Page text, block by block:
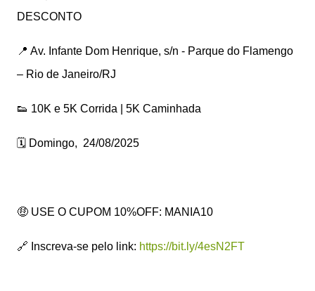
DESCONTO
📍 Av. Infante Dom Henrique, s/n - Parque do Flamengo
– Rio de Janeiro/RJ
👟 10K e 5K Corrida | 5K Caminhada
🗓️ Domingo, 24/08/2025
🤑 USE O CUPOM 10%OFF: MANIA10
🔗 Inscreva-se pelo link: https://bit.ly/4esN2FT